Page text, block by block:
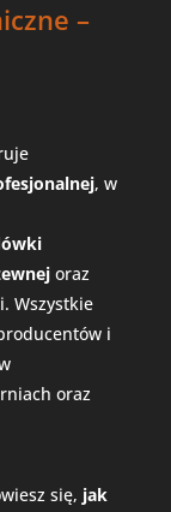
–
, w
oraz
Wszystkie
i
oraz
się, jak